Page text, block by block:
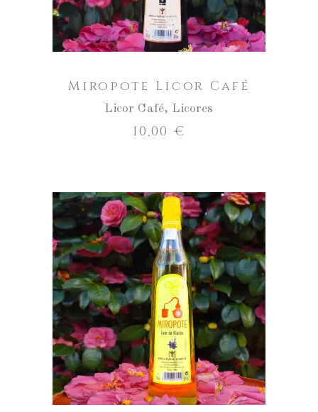
Miropote Licor Café
Licor Café, Licores
10,00 €
Miropote
Herbas
cantidad
AÑADIR AL CARRITO